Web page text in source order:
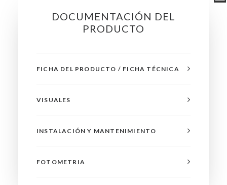
DOCUMENTACIÓN DEL
PRODUCTO
FICHA DEL PRODUCTO / FICHA TÉCNICA
VISUALES
INSTALACIÓN Y MANTENIMIENTO
FOTOMETRIA